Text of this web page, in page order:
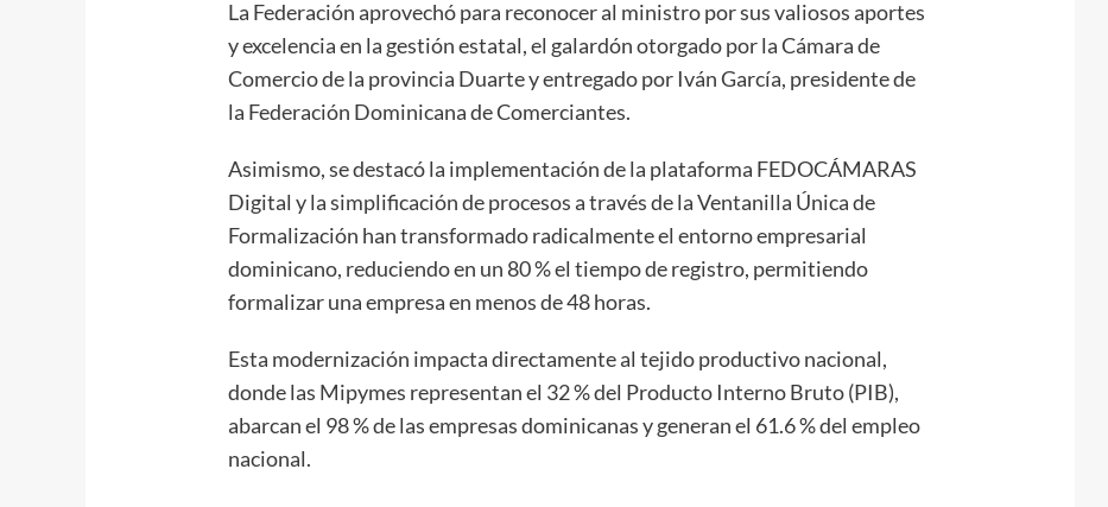
La Federación aprovechó para reconocer al ministro por sus valiosos aportes
y excelencia en la gestión estatal, el galardón otorgado por la Cámara de
Comercio de la provincia Duarte y entregado por Iván García, presidente de
la Federación Dominicana de Comerciantes.
Asimismo, se destacó la implementación de la plataforma FEDOCÁMARAS
Digital y la simplificación de procesos a través de la Ventanilla Única de
Formalización han transformado radicalmente el entorno empresarial
dominicano, reduciendo en un 80 % el tiempo de registro, permitiendo
formalizar una empresa en menos de 48 horas.
Esta modernización impacta directamente al tejido productivo nacional,
donde las Mipymes representan el 32 % del Producto Interno Bruto (PIB),
abarcan el 98 % de las empresas dominicanas y generan el 61.6 % del empleo
nacional.